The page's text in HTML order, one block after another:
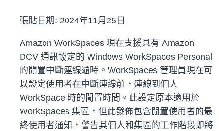
張貼日期: 2024年11月25日
Amazon WorkSpaces 現在支援具有 Amazon
DCV 通訊協定的 Windows WorkSpaces Personal
的閒置中斷連線逾時。WorkSpaces 管理員現在可
以設定使用者在中斷連線前，連線到個人
WorkSpace 時的閒置時間。此設定原本適用於
WorkSpaces 集區，但此發佈包含閒置使用者的最
終使用者通知，警告其個人和集區的工作階段即將